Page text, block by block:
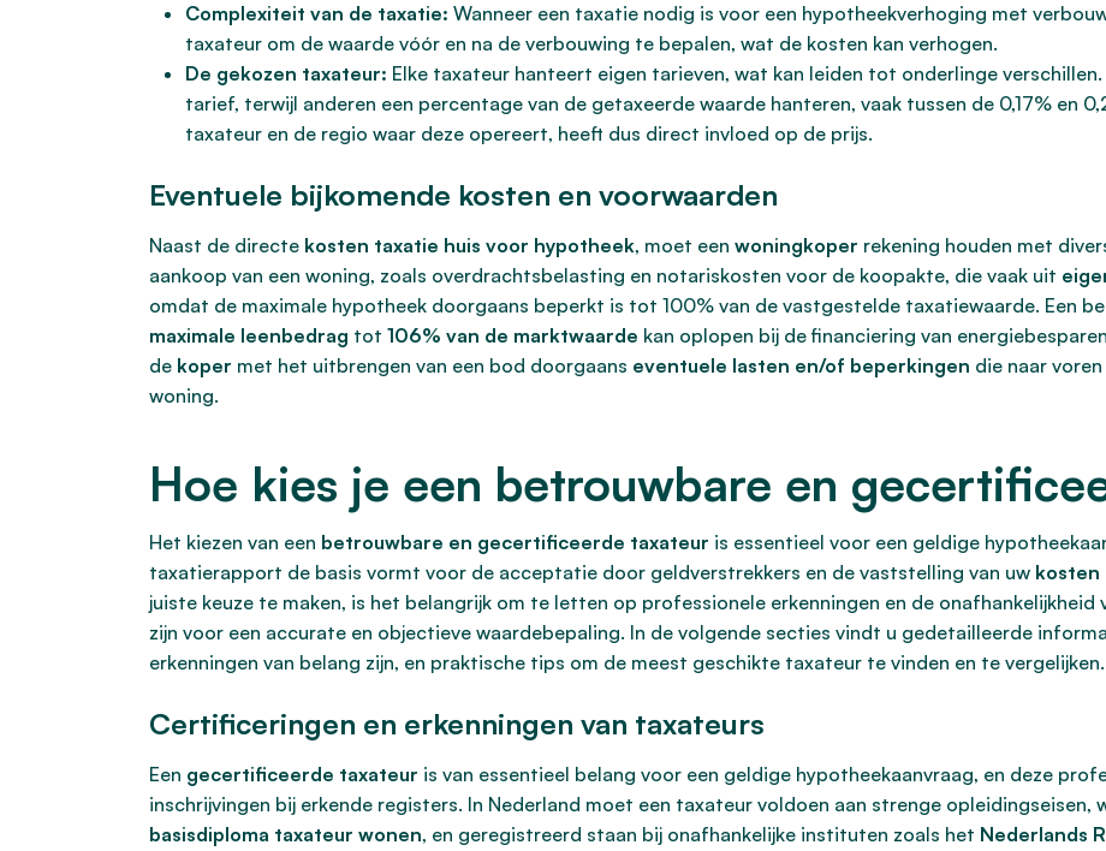
Complexiteit van de taxatie: Wanneer een taxatie nodig is voor een hypotheekverhoging met
taxateur om de waarde vóór en na de verbouwing te bepalen, wat de kosten kan verhogen.
De gekozen taxateur: Elke taxateur hanteert eigen tarieven, wat kan leiden tot onderlinge
tarief, terwijl anderen een percentage van de getaxeerde waarde hanteren, vaak tussen de 0,17% en
taxateur en de regio waar deze opereert, heeft dus direct invloed op de prijs.
Eventuele bijkomende kosten en voorwaarden
Naast de directe kosten taxatie huis voor hypotheek, moet een woningkoper rekening houden met
aankoop van een woning, zoals overdrachtsbelasting en notariskosten voor de koopakte, die vaak uit
omdat de maximale hypotheek doorgaans beperkt is tot 100% van de vastgestelde taxatiewaarde. Een
maximale leenbedrag tot 106% van de marktwaarde kan oplopen bij de financiering van
de koper met het uitbrengen van een bod doorgaans eventuele lasten en/of beperkingen die naar
woning.
Hoe kies je een betrouwbare en
Het kiezen van een betrouwbare en gecertificeerde taxateur is essentieel voor een geldige
taxatierapport de basis vormt voor de acceptatie door geldverstrekkers en de vaststelling van uw kosten
juiste keuze te maken, is het belangrijk om te letten op professionele erkenningen en de
zijn voor een accurate en objectieve waardebepaling. In de volgende secties vindt u gedetailleerde
erkenningen van belang zijn, en praktische tips om de meest geschikte taxateur te vinden en te vergelijken.
Certificeringen en erkenningen van taxateurs
Een gecertificeerde taxateur is van essentieel belang voor een geldige hypotheekaanvraag, en deze
inschrijvingen bij erkende registers. In Nederland moet een taxateur voldoen aan strenge opleidingseisen,
basisdiploma taxateur wonen, en geregistreerd staan bij onafhankelijke instituten zoals het Nederlands